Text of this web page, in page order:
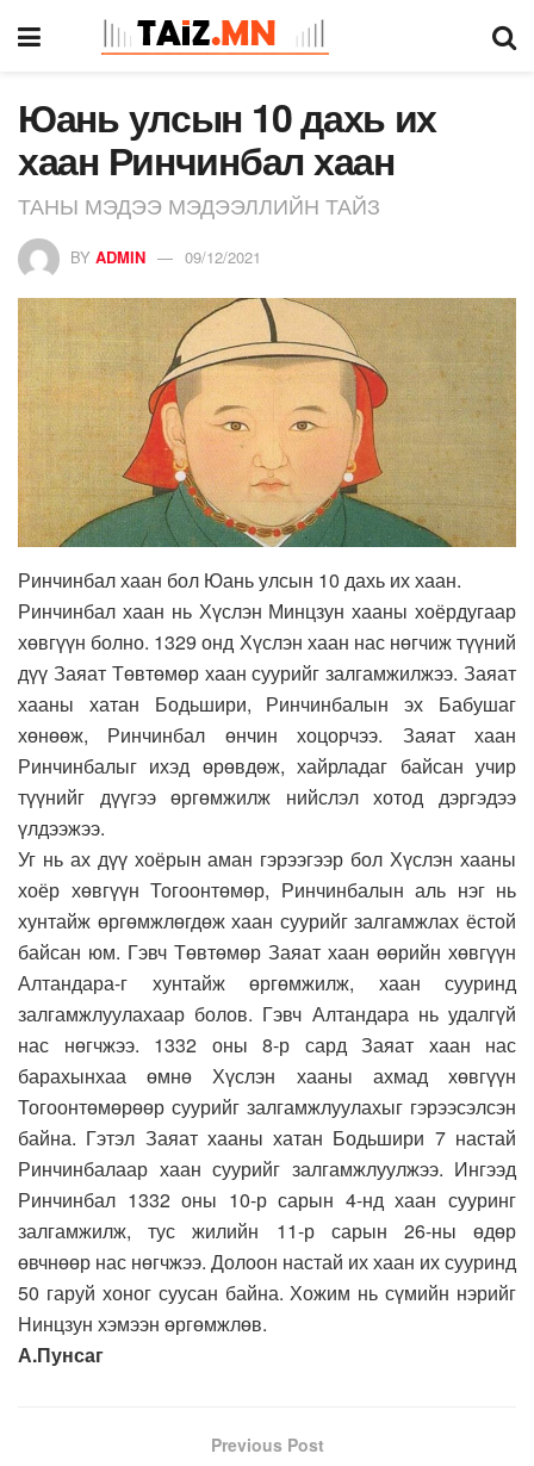
Юань улсын 10 дахь их
хаан Ринчинбал хаан
ТАНЫ МЭДЭЭ МЭДЭЭЛЛИЙН ТАЙЗ
BY ADMIN 09/12/2021
Ринчинбал хаан бол Юань улсын 10 дахь их хаан.
Ринчинбал хаан нь Хүслэн Минцзун хааны хоёрдугаар
хөвгүүн болно. 1329 онд Хүслэн хаан нас нөгчиж түүний
дүү Заяат Төвтөмөр хаан суурийг залгамжилжээ. Заяат
хааны хатан Бодьшири, Ринчинбалын эх Бабушаг
хөнөөж, Ринчинбал өнчин хоцорчээ. Заяат хаан
Ринчинбалыг ихэд өрөвдөж, хайрладаг байсан учир
түүнийг дүүгээ өргөмжилж нийслэл хотод дэргэдээ
үлдээжээ.
Уг нь ах дүү хоёрын аман гэрээгээр бол Хүслэн хааны
хоёр хөвгүүн Тогоонтөмөр, Ринчинбалын аль нэг нь
хунтайж өргөмжлөгдөж хаан суурийг залгамжлах ёстой
байсан юм. Гэвч Төвтөмөр Заяат хаан өөрийн хөвгүүн
Алтандара-г хунтайж өргөмжилж, хаан сууринд
залгамжлуулахаар болов. Гэвч Алтандара нь удалгүй
нас нөгчжээ. 1332 оны 8-р сард Заяат хаан нас
барахынхаа өмнө Хүслэн хааны ахмад хөвгүүн
Тогоонтөмөрөөр суурийг залгамжлуулахыг гэрээсэлсэн
байна. Гэтэл Заяат хааны хатан Бодьшири 7 настай
Ринчинбалаар хаан суурийг залгамжлуулжээ. Ингээд
Ринчинбал 1332 оны 10-р сарын 4-нд хаан сууринг
залгамжилж, тус жилийн 11-р сарын 26-ны өдөр
өвчнөөр нас нөгчжээ. Долоон настай их хаан их сууринд
50 гаруй хоног суусан байна. Хожим нь сүмийн нэрийг
Нинцзун хэмээн өргөмжлөв.
А.Пунсаг
Previous Post